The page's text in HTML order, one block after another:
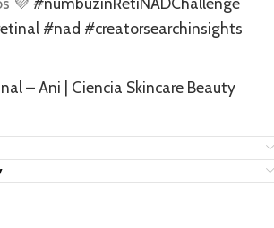
#nad #creatorsearchinsights
– Ani | Ciencia Skincare Beauty